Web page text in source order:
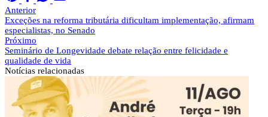
Anterior
Exceções na reforma tributária dificultam implementação, afirmam
especialistas, no Senado
Próximo
Seminário de Longevidade debate relação entre felicidade e
qualidade de vida
Notícias relacionadas